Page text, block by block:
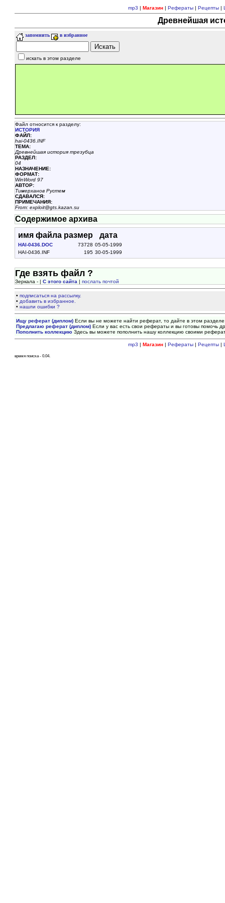
mp3 | Магазин| Рефераты| Рецепты|
Древнейшая
запомнить в избранное
искать в этом разделе
Файл относится к разделу:
ИСТОРИЯ
ФАЙЛ:
hai-0436.INF
ТЕМА:
Древнейшая история трезубца
РАЗДЕЛ:
04
НАЗHАЧЕНИЕ:
ФОРМАТ:
WinWord 97
АВТОР:
Тимерханов Рустем
СДАВАЛСЯ:
ПРИМЕЧАНИЯ:
From: exploit@gts.kazan.su
Содержимое архива
имя файла размер дата
HAI-0436.DOC 73728 05-05-1999
HAI-0436.INF
195 30-05-1999
Где взять файл ?
Зеркала - |С этого сайта |послать почтой
•подписаться на рассылку.
• добавить в избранное.
•нашли ошибки ?
Ищу реферат (диплом) Если вы не можете найти реферат, то дайте в этом
Предлагаю реферат (диплом) Если у вас есть свои рефераты и вы готовы помочь
Пополнить коллекцию Здесь вы можете пополнить нашу коллекцию своими
mp3 | Магазин| Рефераты| Рецепты|
время поиска - 0.04.